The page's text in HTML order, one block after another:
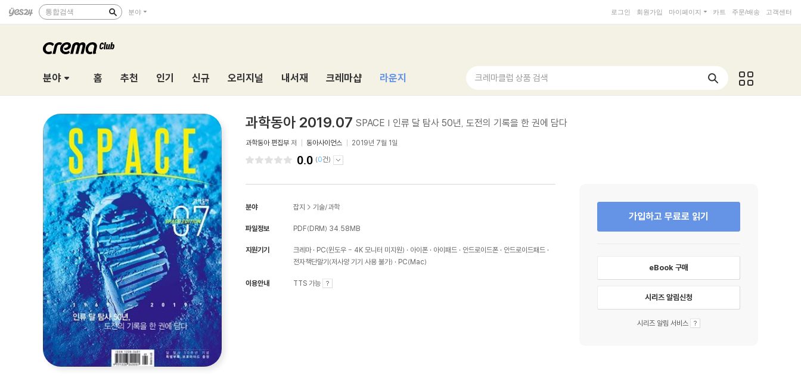
통합검색 분야 로그인 회원가입 마이페이지 카트 주문/배송 고객센터
분야 홈 추천 인기 신규 오리지널 내서재 크레마샵 라운지 크레마클럽 상품 검색
과학동아 2019.07 SPACE | 인류 달 탐사 50년, 도전의 기록을 한 권에 담다
과학동아 편집부 저 동아사이언스 2019년 7월 1일
0.0 (0건)
분야 잡지 > 기술/과학
파일정보 PDF(DRM) 34.58MB
지원기기 크레마 PC(윈도우 - 4K 모니터 미지원) 아이폰 아이패드 안드로이드폰
안드로이드패드
전자책단말기(저사양 기기 사용 불가)
PC(Mac)
이용안내 TTS 가능
가입하고 무료로 읽기
eBook 구매
시리즈 알림신청
시리즈 알림 서비스